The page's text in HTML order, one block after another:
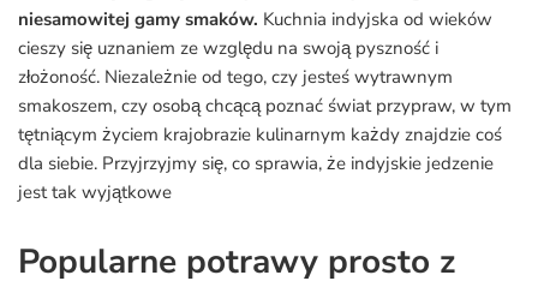
niesamowitej gamy smaków. Kuchnia indyjska od wieków
cieszy się uznaniem ze względu na swoją pyszność i
złożoność. Niezależnie od tego, czy jesteś wytrawnym
smakoszem, czy osobą chcącą poznać świat przypraw, w tym
tętniącym życiem krajobrazie kulinarnym każdy znajdzie coś
dla siebie. Przyjrzyjmy się, co sprawia, że indyjskie jedzenie
jest tak wyjątkowe
Popularne potrawy prosto z